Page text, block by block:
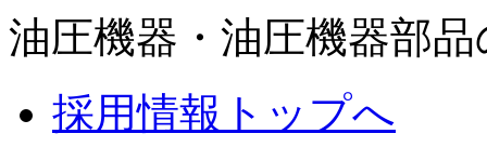
油圧機器・油圧機器部
採用情報トップへ